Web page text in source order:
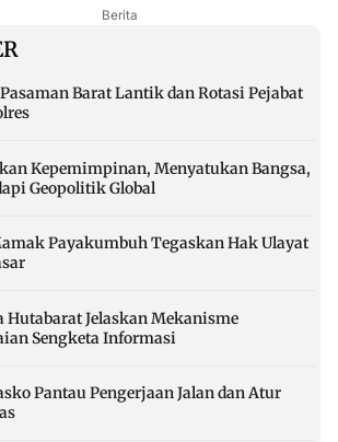
Berita
Barat Lantik dan Rotasi Pejabat
Kepemimpinan, Menyatukan Bangsa,
Geopolitik Global
Payakumbuh Tegaskan Hak Ulayat
Hutabarat Jelaskan Mekanisme
Sengketa Informasi
Pantau Pengerjaan Jalan dan Atur